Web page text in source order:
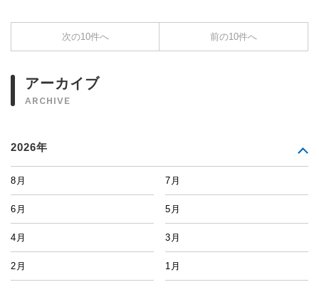
次の10件へ 前の10件へ
アーカイブ
ARCHIVE
2026年
8月 7月
6月 5月
4月 3月
2月 1月